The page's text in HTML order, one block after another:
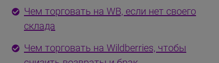
Чем торговать на WB, если нет своего
склада
Чем торговать на Wildberries, чтобы